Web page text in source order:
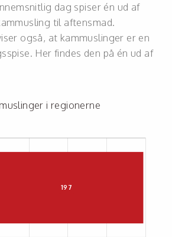
dag spiser én ud af
til aftensmad.
også, at kammuslinger er en
Her findes den på én ud af
i regionerne